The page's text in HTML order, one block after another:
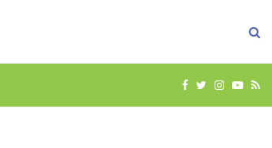
FACEBOOK
TWITTER